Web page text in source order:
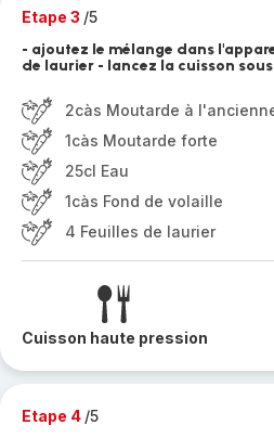
Etape 3 /5
- ajoutez le mélange dans
de laurier - lancez la cuisson
2càs Moutarde à
1càs Moutarde forte
25cl Eau
1càs Fond de volaille
4 Feuilles de laurier
Cuisson haute pression
Etape 4 /5